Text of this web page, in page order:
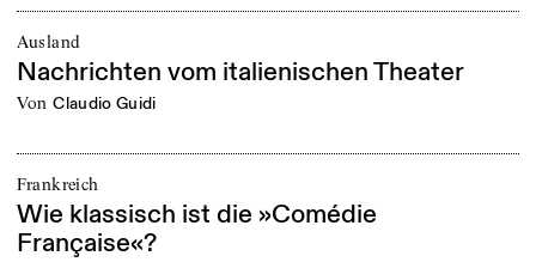
Ausland
Nachrichten vom italienischen Theater
von Claudio Guidi
Frankreich
Wie klassisch ist die »Comédie
Française«?